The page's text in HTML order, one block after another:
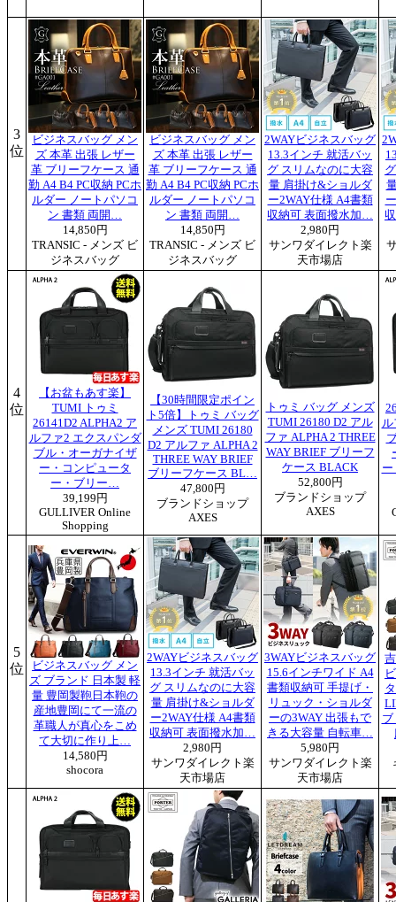
3
位
ビジネスバッグ メン
ズ 本革 出張 レザー
革 ブリーフケース 通
勤 A4 B4 PC収納 PCホ
ルダー ノートパソコ
ン 書類 両開…
14,850円
TRANSIC - メンズ ビ
ジネスバッグ
ビジネスバッグ メン
ズ 本革 出張 レザー
革 ブリーフケース 通
勤 A4 B4 PC収納 PCホ
ルダー ノートパソコ
ン 書類 両開…
14,850円
TRANSIC - メンズ ビ
ジネスバッグ
2WAYビジネスバッグ
13.3インチ 就活バッ
グ スリムなのに大容
量 肩掛け&ショルダ
ー2WAY仕様 A4書類
収納可 表面撥水加…
2,980円
サンワダイレクト楽
天市場店
4
位
【お盆もあす楽】
TUMI トゥミ
26141D2 ALPHA2 ア
ルファ2 エクスパンダ
ブル・オーガナイザ
ー・コンピュータ
ー・ブリー…
39,199円
GULLIVER Online
Shopping
【30時間限定ポイン
ト5倍】トゥミ バッグ
メンズ TUMI 26180
D2 アルファ ALPHA 2
THREE WAY BRIEF
ブリーフケース BL…
47,800円
ブランドショップ
AXES
トゥミ バッグ メンズ
TUMI 26180 D2 アル
ファ ALPHA 2 THREE
WAY BRIEF ブリーフ
ケース BLACK
52,800円
ブランドショップ
AXES
ル
ー
5
位
ビジネスバッグ メン
ズ ブランド 日本製 軽
量 豊岡製鞄日本鞄の
産地豊岡にて一流の
革職人が真心をこめ
て大切に作り上…
14,580円
shocora
2WAYビジネスバッグ
13.3インチ 就活バッ
グ スリムなのに大容
量 肩掛け&ショルダ
ー2WAY仕様 A4書類
収納可 表面撥水加…
2,980円
サンワダイレクト楽
天市場店
3WAYビジネスバッグ
15.6インチワイド A4
書類収納可 手提げ・
リュック・ショルダ
ーの3WAY 出張もで
きる大容量 自転車…
5,980円
サンワダイレクト楽
天市場店
ブ